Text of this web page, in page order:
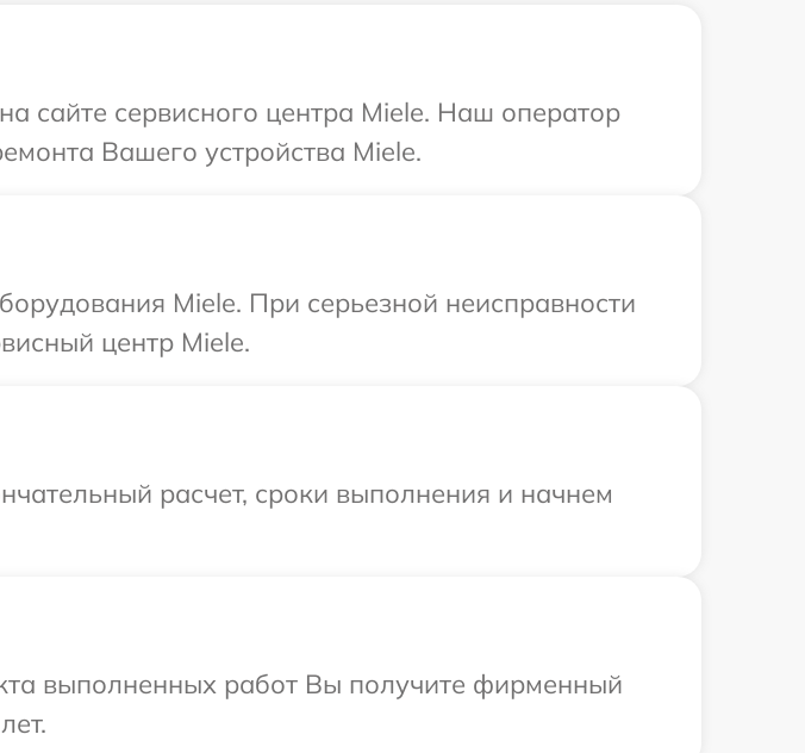
сайте сервисного центра Miele. Наш оператор
Вашего устройства Miele.
Miele. При серьезной неисправности
центр Miele.
расчет, сроки выполнения и начнем
выполненных работ Вы получите фирменный